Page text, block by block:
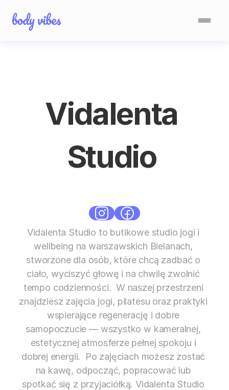
Vidalenta
Studio
Vidalenta Studio to butikowe studio jogi i
wellbeing na warszawskich Bielanach,
stworzone dla osób, które chcą zadbać o
ciało, wyciszyć głowę i na chwilę zwolnić
tempo codzienności.  W naszej przestrzeni
znajdziesz zajęcia jogi, pilatesu oraz praktyki
wspierające regenerację i dobre
samopoczucie — wszystko w kameralnej,
estetycznej atmosferze pełnej spokoju i
dobrej energii.  Po zajęciach możesz zostać
na kawę, odpocząć, popracować lub
spotkać się z przyjaciółką. Vidalenta Studio